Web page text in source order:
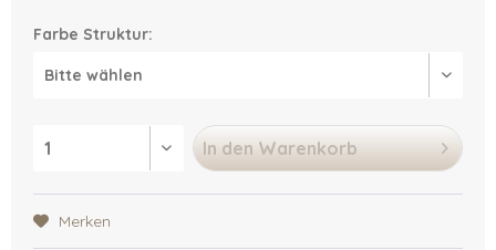
Farbe Struktur:
In den Warenkorb
Merken